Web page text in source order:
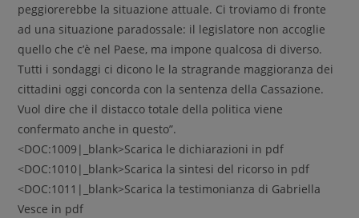
peggiorerebbe la situazione attuale. Ci troviamo di fronte
ad una situazione paradossale: il legislatore non accoglie
quello che c’è nel Paese, ma impone qualcosa di diverso.
Tutti i sondaggi ci dicono le la stragrande maggioranza dei
cittadini oggi concorda con la sentenza della Cassazione.
Vuol dire che il distacco totale della politica viene
confermato anche in questo”.
<DOC:1009|_blank>Scarica le dichiarazioni in pdf
<DOC:1010|_blank>Scarica la sintesi del ricorso in pdf
<DOC:1011|_blank>Scarica la testimonianza di Gabriella
Vesce in pdf